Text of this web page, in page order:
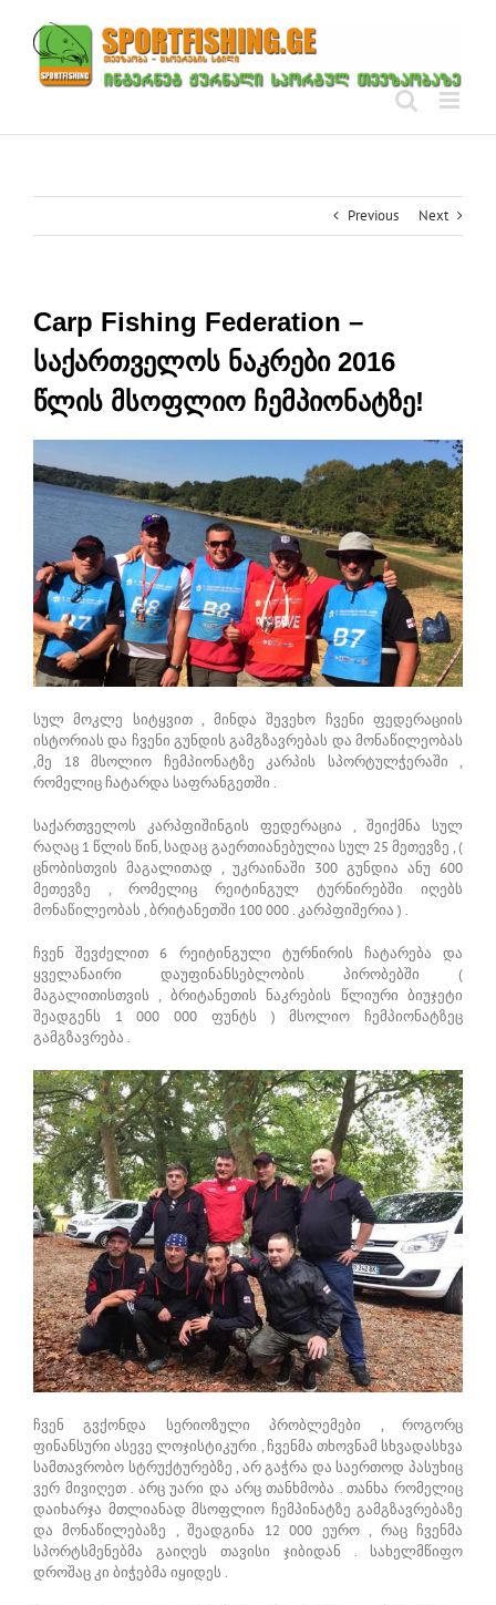
content
Previous Next
Carp Fishing Federation –
საქართველოს ნაკრები 2016
წლის მსოფლიო ჩემპიონატზე!
სულ მოკლე სიტყვით , მინდა შევეხო ჩვენი ფედერაციის
ისტორიას და ჩვენი გუნდის გამგზავრებას და მონაწილეობას
,მე 18 მსოლიო ჩემპიონატზე კარპის სპორტულჭერაში ,
რომელიც ჩატარდა საფრანგეთში .
საქართველოს კარპფიშინგის ფედერაცია , შეიქმნა სულ
რაღაც 1 წლის წინ, სადაც გაერთიანებულია სულ 25 მეთევზე , (
ცნობისთვის მაგალითად , უკრაინაში 300 გუნდია ანუ 600
მეთევზე , რომელიც რეიტინგულ ტურნირებში იღებს
მონაწილეობას , ბრიტანეთში 100 000 . კარპფიშერია ) .
ჩვენ შევძელით 6 რეიტინგული ტურნირის ჩატარება და
ყველანაირი დაუფინანსებლობის პირობებში (
მაგალითისთვის , ბრიტანეთის ნაკრების წლიური ბიუჯეტი
შეადგენს 1 000 000 ფუნტს ) მსოლიო ჩემპიონატზეც
გამგზავრება .
ჩვენ გვქონდა სერიოზული პრობლემები , როგორც
ფინანსური ასევე ლოჯისტიკური , ჩვენმა თხოვნამ სხვადასხვა
სამთავრობო სტრუქტურებზე , არ გაჭრა და საერთოდ პასუხიც
ვერ მივიღეთ . არც უარი და არც თანხმობა . თანხა რომელიც
დაიხარჯა მთლიანად მსოფლიო ჩემპინატზე გამგზავრებაზე
და მონაწილებაზე , შეადგინა 12 000 ეურო , რაც ჩვენმა
სპორტსმენებმა გაიღეს თავისი ჯიბიდან . სახელმწიფო
დროშაც კი ბიჭებმა იყიდეს .